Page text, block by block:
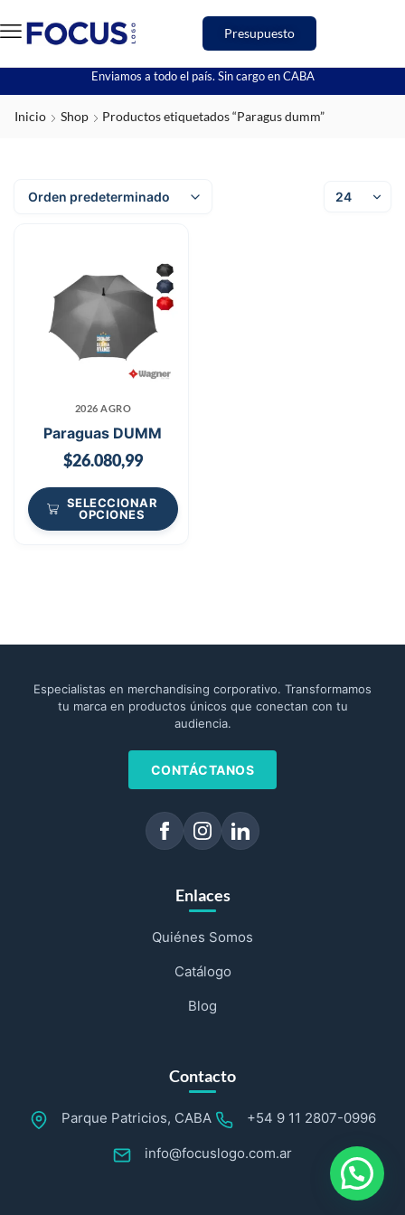
Presupuesto
Enviamos a todo el país. Sin cargo en CABA
Inicio Shop Productos etiquetados “Paragus dumm”
2026 AGRO
Paraguas DUMM
$26.080,99
SELECCIONAR
OPCIONES
Especialistas en merchandising corporativo. Transformamos
tu marca en productos únicos que conectan con tu
audiencia.
CONTÁCTANOS
Enlaces
Quiénes Somos
Catálogo
Blog
Contacto
Parque Patricios, CABA +54 9 11 2807-0996
info@focuslogo.com.ar